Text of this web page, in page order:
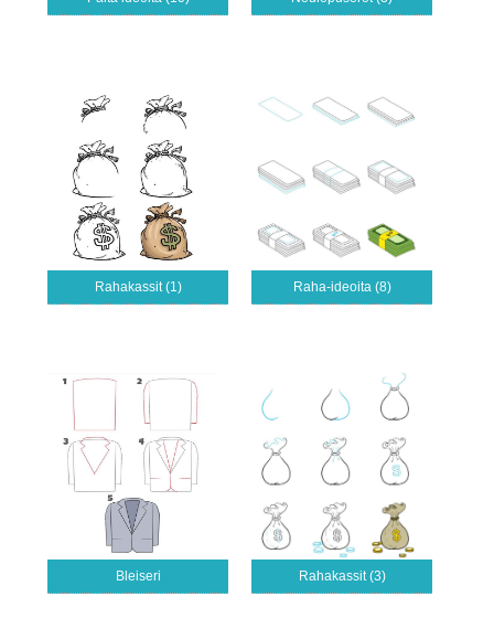
Rahakassit (1) Raha-ideoita (8)
Bleiseri Rahakassit (3)